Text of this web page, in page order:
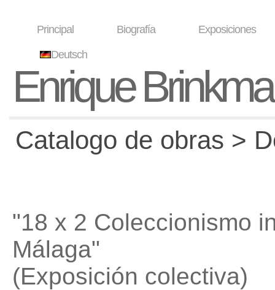
Principal Biografía Exposiciones
Deutsch
Enrique
Catalogo de obras >
"18 x 2 Coleccionismo
Málaga"
(Exposición colectiva)